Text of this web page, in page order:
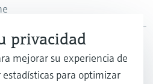
power/correction-
100-hydrogen-in-industrial-
storage-pilot/2-1-1535850
privacidad
mejorar su experiencia de
para optimizar